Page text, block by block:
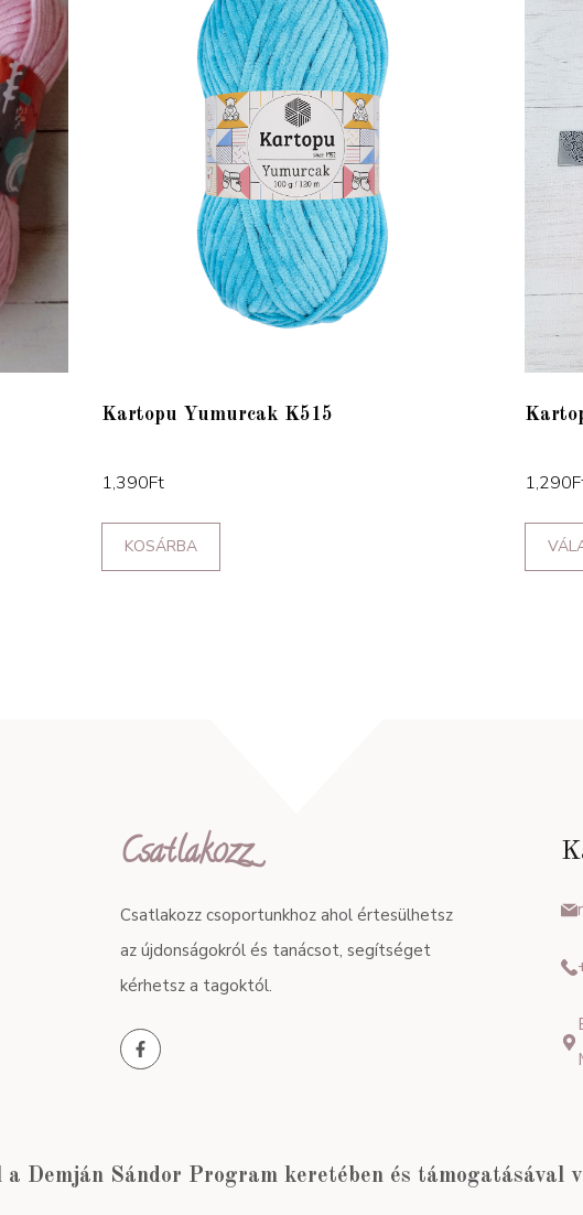
Kartopu Yumurcak K515
1,390Ft
KOSÁRBA
1,290
Csatlakozz
Csatlakozz csoportunkhoz ahol értesülhetsz
az újdonságokról és tanácsot, segítséget
kérhetsz a tagoktól.
a Demján Sándor Program keretében és támogatásával